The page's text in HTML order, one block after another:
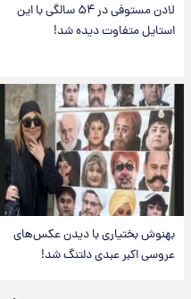
لادن مستوفی در ۵۴ سالگی با این
استایل متفاوت دیده شد!
بهنوش بختیاری با دیدن عکس‌های
عروسی اکبر عبدی دلتنگ شد!